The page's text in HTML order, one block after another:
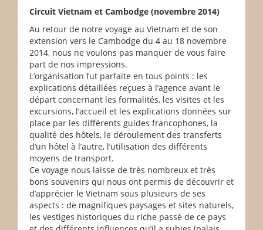
Circuit Vietnam et Cambodge (novembre 2014)
Au retour de notre voyage au Vietnam et de son
extension vers le Cambodge du 4 au 18 novembre
2014, nous ne voulons pas manquer de vous faire
part de nos impressions.
L’organisation fut parfaite en tous points : les
explications détaillées reçues à l’agence avant le
départ concernant les formalités, les visites et les
excursions, l’accueil et les explications données sur
place par les différents guides francophones, la
qualité des hôtels, le déroulement des transferts
d’un hôtel à l’autre, l’utilisation des différents
moyens de transport.
Ce voyage nous laisse de très nombreux et très
bons souvenirs qui nous ont permis de découvrir et
d’apprécier le Vietnam sous plusieurs de ses
aspects : de magnifiques paysages et sites naturels,
les vestiges historiques du riche passé de ce pays